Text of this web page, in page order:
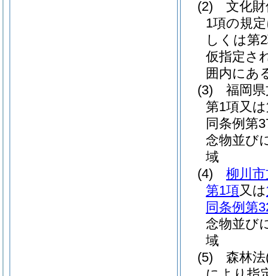
(2)
文化
1項の規
しくは第
仮指定さ
囲内にあ
(3)
福岡
第1項又
同条例第
念物並び
域
(4)
柳川
第1項又は
同条例第
念物並び
域
(5)
森林法